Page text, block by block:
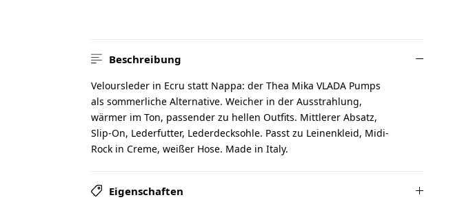
Beschreibung
Veloursleder in Ecru statt Nappa: der Thea Mika VLADA Pumps
als sommerliche Alternative. Weicher in der Ausstrahlung,
wärmer im Ton, passender zu hellen Outfits. Mittlerer Absatz,
Slip-On, Lederfutter, Lederdecksohle. Passt zu Leinenkleid, Midi-
Rock in Creme, weißer Hose. Made in Italy.
Eigenschaften